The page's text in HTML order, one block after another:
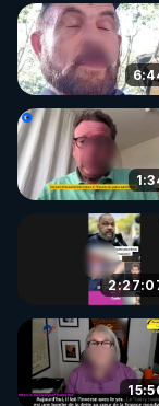
▶ 30 jours
de bien-être
Rendez-vous
le code :